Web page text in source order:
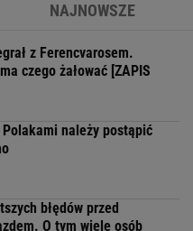
NAJNOWSZE
z Ferencvarosem.
czego żałować [ZAPIS
należy postąpić
błędów przed
O tym wiele osób